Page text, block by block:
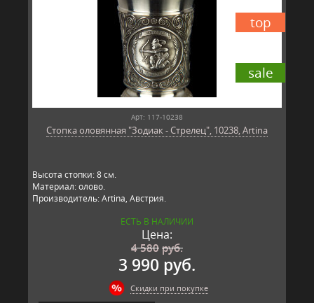
sale
top
Арт: 117-10238
Стопка оловянная "Зодиак - Стрелец", 10238, Artina
Высота стопки: 8 см.
Материал: олово.
Производитель: Artina, Австрия.
ЕСТЬ В НАЛИЧИИ
Цена:
4 580руб.
3 990 руб.
Скидки при покупке